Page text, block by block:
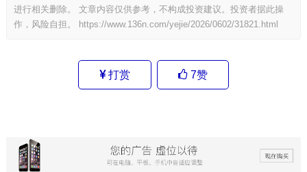
进行相关删除。 文章内容仅供参考，不构成投资建议。投资者据此操
作，风险自担。
https://www.136n.com/yejie/2026/0602/31821.html
打赏 7赞